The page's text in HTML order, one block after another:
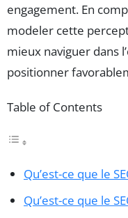
engagement. En
modeler cette
mieux naviguer dans
positionner
Table of Contents
Qu’est-ce que le
Qu’est-ce que le